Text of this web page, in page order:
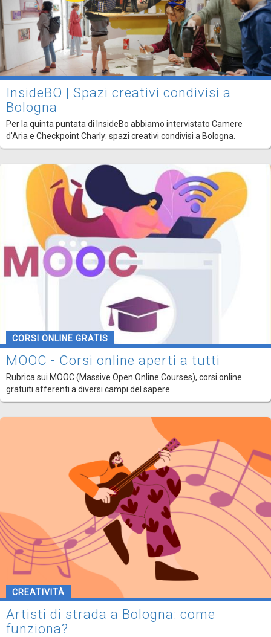
InsideBO | Spazi creativi condivisi a
Bologna
Per la quinta puntata di InsideBo abbiamo intervistato Camere
d'Aria e Checkpoint Charly: spazi creativi condivisi a Bologna.
CORSI ONLINE GRATIS
MOOC - Corsi online aperti a tutti
Rubrica sui MOOC (Massive Open Online Courses), corsi online
gratuiti afferenti a diversi campi del sapere.
CREATIVITÀ
Artisti di strada a Bologna: come
funziona?